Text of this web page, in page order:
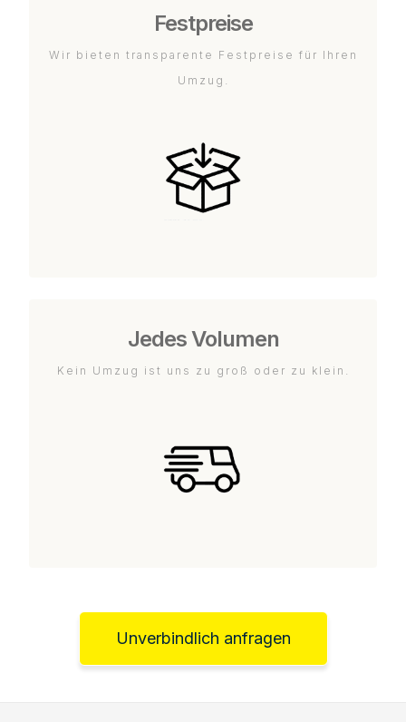
Festpreise
Wir bieten transparente Festpreise für Ihren
Umzug.
Jedes Volumen
Kein Umzug ist uns zu groß oder zu klein.
Unverbindlich anfragen